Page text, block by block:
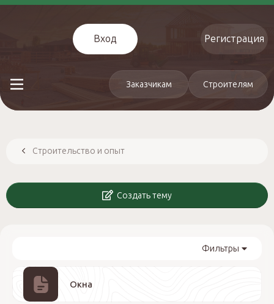
Вход Регистрация
Заказчикам Строителям
Строительство и опыт
Создать тему
Фильтры
Окна